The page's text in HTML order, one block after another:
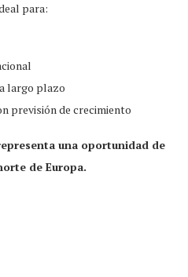
para:
largo plazo
previsión de crecimiento
una oportunidad de
de Europa.